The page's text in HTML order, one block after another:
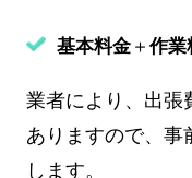
基本料金＋ 作業
業者により、出張
ありますので、事
します。